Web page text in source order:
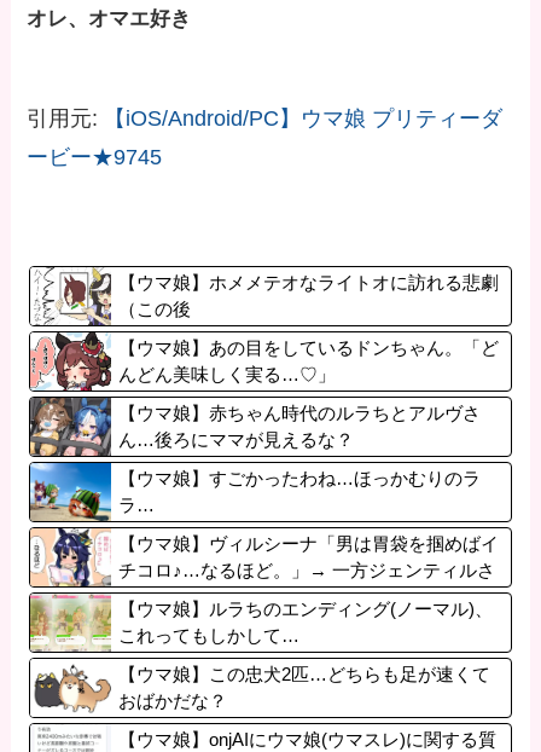
オレ、オマエ好き
引用元:
【iOS/Android/PC】ウマ娘 プリティーダ
ービー★9745
【ウマ娘】ホメメテオなライトオに訪れる悲劇
（この後
【ウマ娘】あの目をしているドンちゃん。「ど
んどん美味しく実る…♡」
【ウマ娘】赤ちゃん時代のルラちとアルヴさ
ん…後ろにママが見えるな？
【ウマ娘】すごかったわね…ほっかむりのラ
ラ…
【ウマ娘】ヴィルシーナ「男は胃袋を掴めばイ
チコロ♪…なるほど。」→ 一方ジェンティルさ
ん（アカン）
【ウマ娘】ルラちのエンディング(ノーマル)、
これってもしかして…
【ウマ娘】この忠犬2匹…どちらも足が速くて
おばかだな？
【ウマ娘】onjAIにウマ娘(ウマスレ)に関する質